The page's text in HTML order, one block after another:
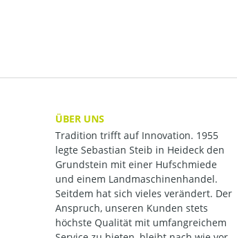
ÜBER UNS
Tradition trifft auf Innovation. 1955
legte Sebastian Steib in Heideck den
Grundstein mit einer Hufschmiede
und einem Landmaschinenhandel.
Seitdem hat sich vieles verändert. Der
Anspruch, unseren Kunden stets
höchste Qualität mit umfangreichem